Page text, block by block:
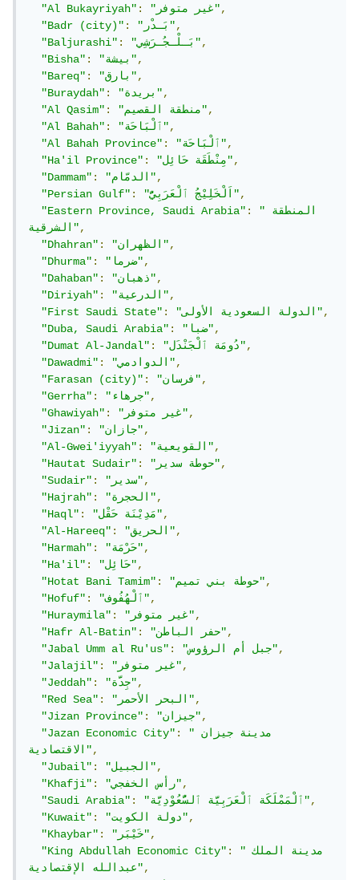
"Al Bukayriyah": "غير متوفر",
"Badr (city)": "بَـدْر",
"Baljurashi": "بَـلْـجُـرَشِي",
"Bisha": "بيشة",
"Bareq": "بارق",
"Buraydah": "بريدة",
"Al Qasim": "منطقة القصيم",
"Al Bahah": "ٱلْبَاحَة",
"Al Bahah Province": "ٱلْبَاحَة",
"Ha'il Province": "مِنْطَقَة حَائِل",
"Dammam": "الدمّام",
"Persian Gulf": "اَلْخَلِيْجُ ٱلْعَرَبِيُّ",
"Eastern Province, Saudi Arabia":
"المنطقة
الشرقية",
"Dhahran": "الظهران",
"Dhurma": "ضرما",
"Dahaban": "ذهبان",
"Diriyah": "الدرعية",
"First Saudi State": "الدولة السعودية الأولى",
"Duba, Saudi Arabia": "ضبا",
"Dumat Al-Jandal": "دُومَة ٱلْجَنْدَل",
"Dawadmi": "الدوادمي",
"Farasan (city)": "فرسان",
"Gerrha": "جرهاء",
"Ghawiyah": "غير متوفر",
"Jizan": "جازان",
"Al-Gwei'iyyah": "القويعية",
"Hautat Sudair": "حوطة سدير",
"Sudair": "سدير",
"Hajrah": "الحجرة",
"Haql": "مَدِيْنَة حَقْل",
"Al-Hareeq": "الحريق",
"Harmah": "حَرْمَة",
"Ha'il": "حَائِل",
"Hotat Bani Tamim": "حوطة بني تميم",
"Hofuf": "ٱلْهُفُوف",
"Huraymila": "غير متوفر",
"Hafr Al-Batin": "حفر الباطن",
"Jabal Umm al Ru'us": "جبل أم الرؤوس",
"Jalajil": "غير متوفر",
"Jeddah": "جِدَّة",
"Red Sea": "البحر الأحمر",
"Jizan Province": "جيزان",
"Jazan Economic City":
"مدينة جيزان
الاقتصادية",
"Jubail": "الجبيل",
"Khafji": "رأس الخفجي",
"Saudi Arabia": "ٱلْمَمْلَكَة ٱلْعَرَبِيَّة ٱلسُّعُوْدِيَّة",
"Kuwait": "دولة الكويت",
"Khaybar": "خَيْبَر",
"King Abdullah Economic City":
"مدينة الملك
عبدالله الإقتصادية",